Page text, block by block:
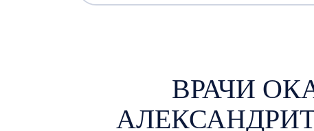
ВРАЧИ